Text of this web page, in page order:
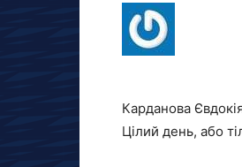
Карданова
Цілий день, або